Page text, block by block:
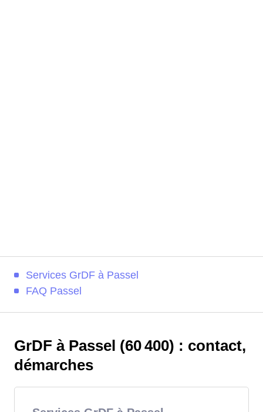
Services GrDF à Passel
FAQ Passel
GrDF à Passel (60 400) : contact,
démarches